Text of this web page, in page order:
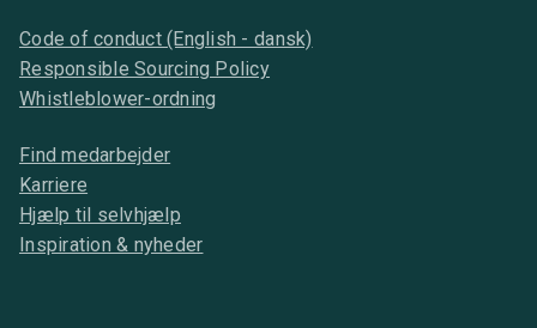
Code of conduct (English - dansk)
Responsible Sourcing Policy
Whistleblower-ordning
Find medarbejder
Karriere
Hjælp til selvhjælp
Inspiration & nyheder